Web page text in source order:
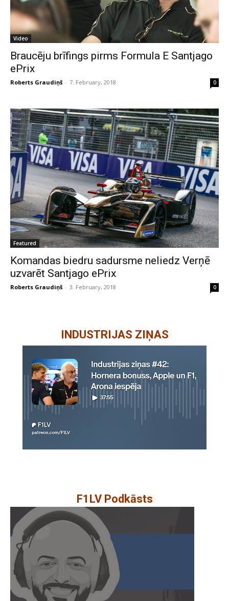
Video
Braucēju brīfings pirms Formula E Santjago
ePrix
Roberts Graudiņš - 7. February, 2018 0
Featured
Komandas biedru sadursme neliedz Verņē
uzvarēt Santjago ePrix
Roberts Graudiņš - 3. February, 2018 0
INDUSTRIJAS ZIŅAS
F1LV Podkāsts